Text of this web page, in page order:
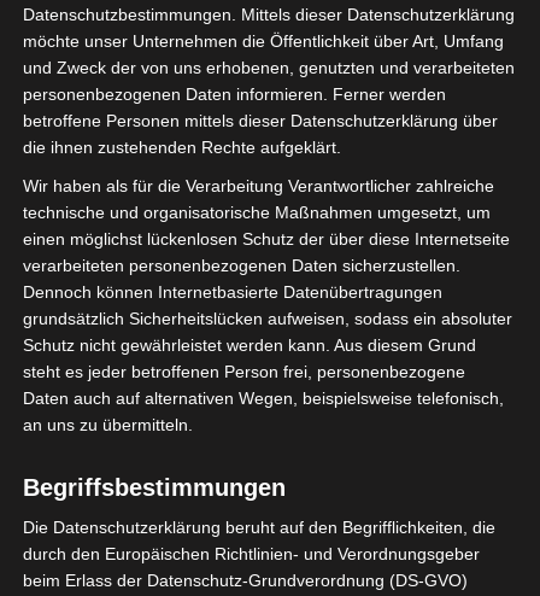
DSGVO – man muss nicht alles wissen, aber
man muss wissen, wo man nachschlagen
kann!
Der Wegweiser ‚DSGVO für Selbständige‘
gibt umfassende Antworten auf die
wichtigsten Fragen rund um das Thema
Datenschutz. Das mit vielen praktischen
Datenschutzbestimmungen. Mittels dieser Datenschutzerklärung
möchte unser Unternehmen die Öffentlichkeit über Art, Umfang
und Zweck der von uns erhobenen, genutzten und verarbeiteten
personenbezogenen Daten informieren. Ferner werden
betroffene Personen mittels dieser Datenschutzerklärung über
die ihnen zustehenden Rechte aufgeklärt.
Wir haben als für die Verarbeitung Verantwortlicher zahlreiche
technische und organisatorische Maßnahmen umgesetzt, um
einen möglichst lückenlosen Schutz der über diese Internetseite
verarbeiteten personenbezogenen Daten sicherzustellen.
Dennoch können Internetbasierte Datenübertragungen
grundsätzlich Sicherheitslücken aufweisen, sodass ein absoluter
Schutz nicht gewährleistet werden kann. Aus diesem Grund
steht es jeder betroffenen Person frei, personenbezogene
Daten auch auf alternativen Wegen, beispielsweise telefonisch,
an uns zu übermitteln.
Begriffsbestimmungen
Die Datenschutzerklärung beruht auf den Begrifflichkeiten, die
durch den Europäischen Richtlinien- und Verordnungsgeber
beim Erlass der Datenschutz-Grundverordnung (DS-GVO)